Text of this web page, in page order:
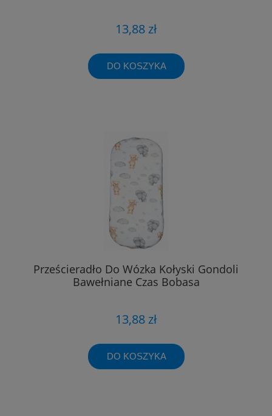
13,88 zł
DO KOSZYKA
Prześcieradło Do Wózka Kołyski Gondoli
Bawełniane Czas Bobasa
13,88 zł
DO KOSZYKA